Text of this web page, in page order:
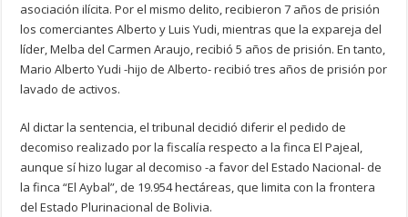
asociación ilícita. Por el mismo delito, recibieron 7 años de prisión
los comerciantes Alberto y Luis Yudi, mientras que la expareja del
líder, Melba del Carmen Araujo, recibió 5 años de prisión. En tanto,
Mario Alberto Yudi -hijo de Alberto- recibió tres años de prisión por
lavado de activos.
Al dictar la sentencia, el tribunal decidió diferir el pedido de
decomiso realizado por la fiscalía respecto a la finca El Pajeal,
aunque sí hizo lugar al decomiso -a favor del Estado Nacional- de
la finca “El Aybal”, de 19.954 hectáreas, que limita con la frontera
del Estado Plurinacional de Bolivia.